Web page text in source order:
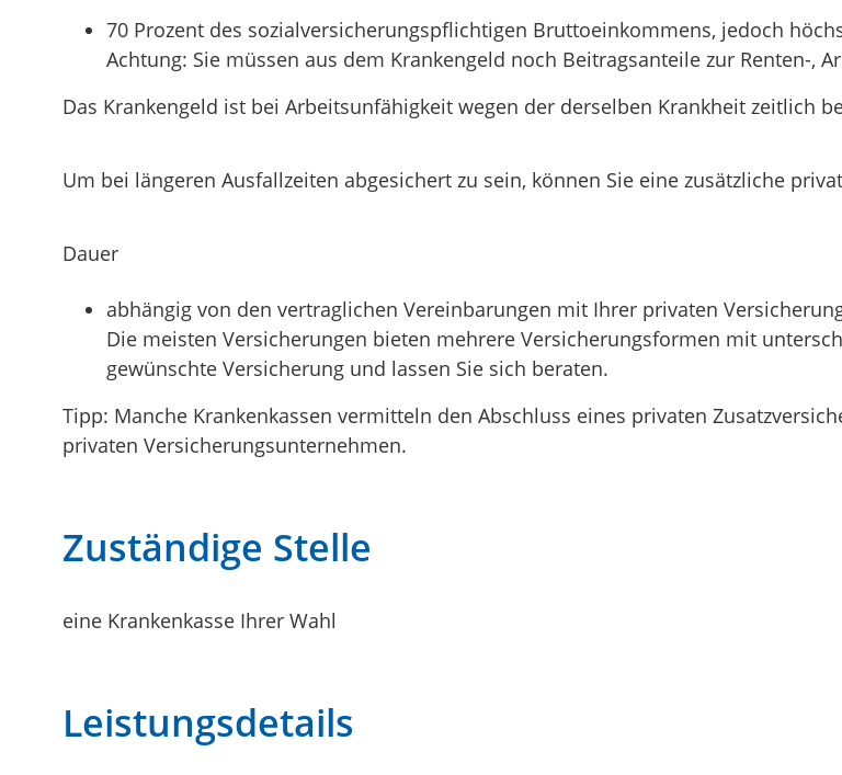
70 Prozent des sozialversicherungspflichtigen Bruttoeinkommens, jedoch
Achtung: Sie müssen aus dem Krankengeld noch Beitragsanteile zur Renten-,
Das Krankengeld ist bei Arbeitsunfähigkeit wegen der derselben Krankheit zeitlich
Um bei längeren Ausfallzeiten abgesichert zu sein, können Sie eine zusätzliche
Dauer
abhängig von den vertraglichen Vereinbarungen mit Ihrer privaten
Die meisten Versicherungen bieten mehrere Versicherungsformen mit
gewünschte Versicherung und lassen Sie sich beraten.
Tipp: Manche Krankenkassen vermitteln den Abschluss eines privaten
privaten Versicherungsunternehmen.
Zuständige Stelle
eine Krankenkasse Ihrer Wahl
Leistungsdetails